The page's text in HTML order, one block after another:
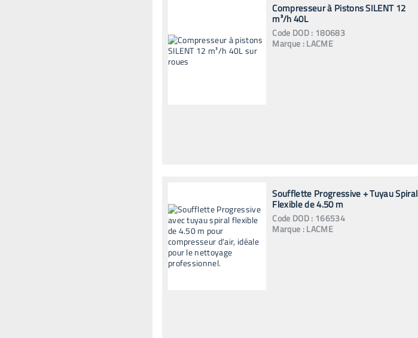
Compresseur à Pistons SILENT 12
m³/h 40L
Code DOD: 180683
Marque :LACME
Soufflette Progressive + Tuyau Spiral
Flexible de 4.50 m
Code DOD: 166534
Marque :LACME